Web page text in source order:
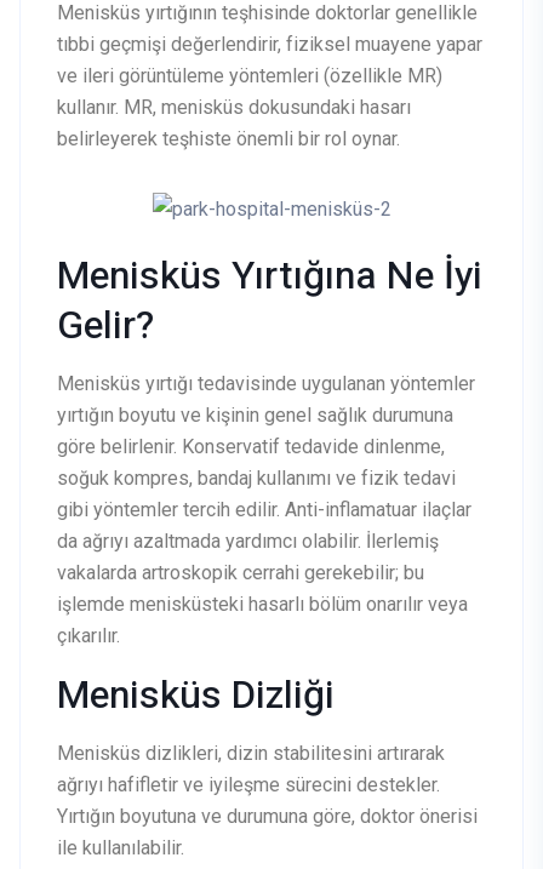
Menisküs yırtığının teşhisinde doktorlar genellikle
tıbbi geçmişi değerlendirir, fiziksel muayene yapar
ve ileri görüntüleme yöntemleri (özellikle MR)
kullanır. MR, menisküs dokusundaki hasarı
belirleyerek teşhiste önemli bir rol oynar.
Menisküs Yırtığına Ne İyi
Gelir?
Menisküs yırtığı tedavisinde uygulanan yöntemler
yırtığın boyutu ve kişinin genel sağlık durumuna
göre belirlenir. Konservatif tedavide dinlenme,
soğuk kompres, bandaj kullanımı ve fizik tedavi
gibi yöntemler tercih edilir. Anti-inflamatuar ilaçlar
da ağrıyı azaltmada yardımcı olabilir. İlerlemiş
vakalarda artroskopik cerrahi gerekebilir; bu
işlemde menisküsteki hasarlı bölüm onarılır veya
çıkarılır.
Menisküs Dizliği
Menisküs dizlikleri, dizin stabilitesini artırarak
ağrıyı hafifletir ve iyileşme sürecini destekler.
Yırtığın boyutuna ve durumuna göre, doktor önerisi
ile kullanılabilir.